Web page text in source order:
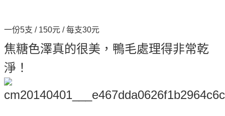
一份5支 / 150元 / 每支30元
焦糖色澤真的很美，鴨毛處理得非常乾
淨！